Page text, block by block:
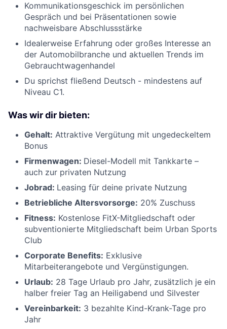
Kommunikationsgeschick im persönlichen
Gespräch und bei Präsentationen sowie
nachweisbare Abschlussstärke
Idealerweise Erfahrung oder großes Interesse an
der Automobilbranche und aktuellen Trends im
Gebrauchtwagenhandel
Du sprichst fließend Deutsch - mindestens auf
Niveau C1.
Was wir dir bieten:
Gehalt: Attraktive Vergütung mit ungedeckeltem
Bonus
Firmenwagen: Diesel-Modell mit Tankkarte –
auch zur privaten Nutzung
Jobrad: Leasing für deine private Nutzung
Betriebliche Altersvorsorge: 20% Zuschuss
Fitness: Kostenlose FitX-Mitgliedschaft oder
subventionierte Mitgliedschaft beim Urban Sports
Club
Corporate Benefits: Exklusive
Mitarbeiterangebote und Vergünstigungen.
Urlaub: 28 Tage Urlaub pro Jahr, zusätzlich je ein
halber freier Tag an Heiligabend und Silvester
Vereinbarkeit: 3 bezahlte Kind-Krank-Tage pro
Jahr